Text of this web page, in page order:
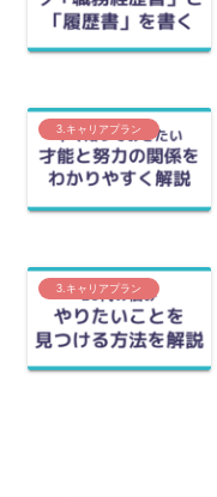
3.キャリアプラン
3.キャリアプラン